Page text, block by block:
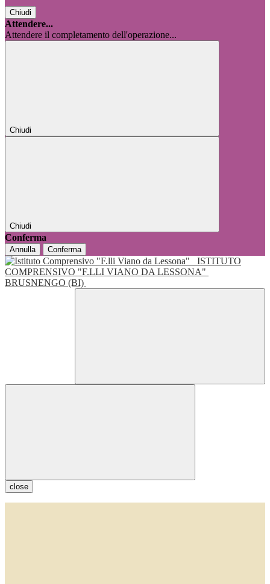
Chiudi
Attendere...
Attendere il completamento dell'operazione...
Chiudi
Chiudi
Conferma
Annulla Conferma
ISTITUTO
COMPRENSIVO "F.LLI VIANO DA LESSONA"
BRUSNENGO (BI)
close